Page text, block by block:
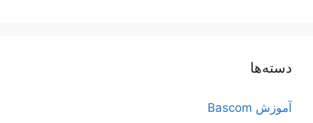
دسته‌ها
آموزش Bascom